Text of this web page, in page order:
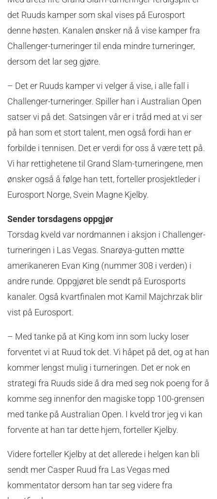
det Ruuds kamper som skal vises på Eurosport
denne høsten. Kanalen ønsker nå å vise kamper fra
Challenger-turneringer til enda mindre turneringer,
dersom det lar seg gjøre.
– Det er Ruuds kamper vi velger å vise, i alle fall i
Challenger-turneringer. Spiller han i Australian Open
satser vi på det. Satsingen vår er i tråd med at vi ser
på han som et stort talent, men også fordi han er
forbilde i tennisen. Det er verdi for oss å være tett på.
Vi har rettighetene til Grand Slam-turneringene, men
ønsker også å følge han tett, forteller prosjektleder i
Eurosport Norge, Svein Magne Kjelby.
Sender torsdagens oppgjør
Torsdag kveld var nordmannen i aksjon i Challenger-
turneringen i Las Vegas. Snarøya-gutten møtte
amerikaneren Evan King (nummer 308 i verden) i
andre runde. Oppgjøret ble sendt på Eurosports
kanaler. Også kvartfinalen mot Kamil Majchrzak blir
vist på Eurosport.
– Med tanke på at King kom inn som lucky loser
forventet vi at Ruud tok det. Vi håpet på det, og at han
kommer lengst mulig i turneringen. Det er nok en
strategi fra Ruuds side å dra med seg nok poeng for å
komme seg innenfor den magiske topp 100-grensen
med tanke på Australian Open. I kveld tror jeg vi kan
forvente at han tar dette hjem, forteller Kjelby.
Videre forteller Kjelby at det allerede i helgen kan bli
sendt mer Casper Ruud fra Las Vegas med
kommentator dersom han tar seg videre fra